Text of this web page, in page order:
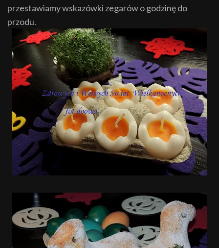
przestawiamy wskazówki zegarów o godzinędo
przodu.